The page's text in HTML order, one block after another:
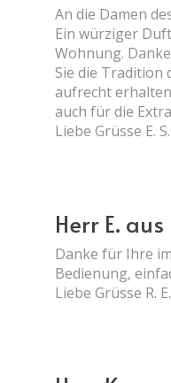
An die Damen
Ein würziger
Wohnung.
Sie die Tradition
aufrecht
auch für die
Liebe Grüsse E. S.
Herr E.
Danke für Ihre
Bedienung,
Liebe Grüsse R. E.